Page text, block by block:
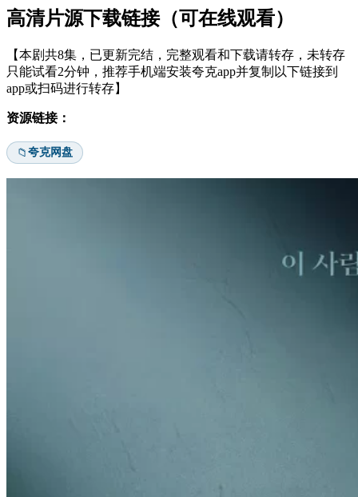
高清片源下载链接（可在线观看）
【本剧共8集，已更新完结，完整观看和下载请转存，未转存
只能试看2分钟，推荐手机端安装夸克app并复制以下链接到
app或扫码进行转存】
资源链接：
📁夸克网盘